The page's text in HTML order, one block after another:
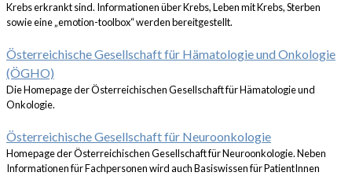
Krebs erkrankt sind. Informationen über Krebs, Leben mit Krebs, Sterben
sowie eine „emotion-toolbox“ werden bereitgestellt.
Österreichische Gesellschaft für Hämatologie und Onkologie
(ÖGHO)
Die Homepage der Österreichischen Gesellschaft für Hämatologie und
Onkologie.
Österreichische Gesellschaft für Neuroonkologie
Homepage der Österreichischen Gesellschaft für Neuroonkologie. Neben
Informationen für Fachpersonen wird auch Basiswissen für PatientInnen